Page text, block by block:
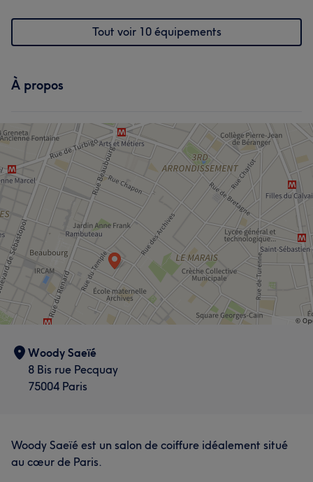
Tout voir 10 équipements
À propos
Woody Saeïé
8 Bis rue Pecquay
75004 Paris
Woody Saeïé est un salon de coiffure idéalement situé
au cœur de Paris.